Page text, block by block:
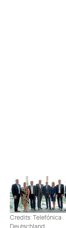
Credits: Telefónica
Deutschland